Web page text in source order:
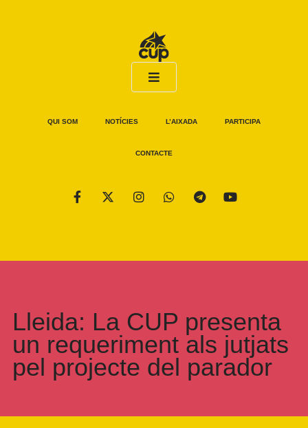
QUI SOM NOTÍCIES L’AIXADA PARTICIPA
CONTACTE
Lleida: La CUP presenta
un requeriment als jutjats
pel projecte del parador